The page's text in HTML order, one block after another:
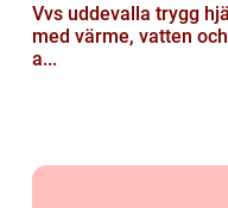
Vvs uddevalla trygg hjälp
med värme, vatten och
a...